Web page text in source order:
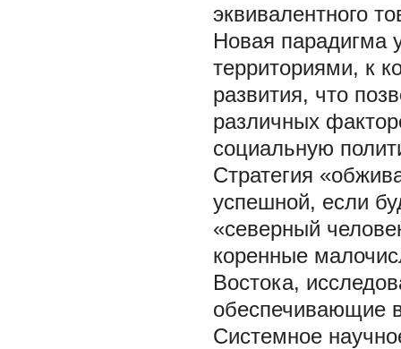
эквивалентного
Новая парадигма
территориями, к
развития, что
различных
социальную
Стратегия
успешной, если
«северный
коренные
Востока,
обеспечивающие
Системное